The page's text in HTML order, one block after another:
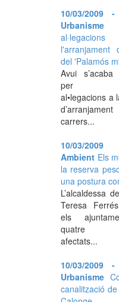
10/03/2009
l'arranjament
del 'Palamós
Avui
per
al•legacions a
carrers...
10/03/
Ambient Els
la reserva
una postura
L’alcaldessa
Teresa
els
quatre
afectats...
10/03/2009
Urbanisme
canalització